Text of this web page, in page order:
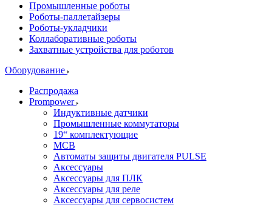
Промышленные роботы
Роботы-паллетайзеры
Роботы-укладчики
Коллаборативные роботы
Захватные устройства для роботов
Оборудование
Распродажа
Prompower
Индуктивные датчики
Промышленные коммутаторы
19“ комплектующие
MCB
Автоматы защиты двигателя PULSE
Аксессуары
Аксессуары для ПЛК
Аксессуары для реле
Аксессуары для сервосистем